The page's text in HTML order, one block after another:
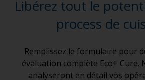
Libérez tout le
process de
Remplissez le formulaire pour
évaluation complète Eco+ Cure.
analyseront en détail vos